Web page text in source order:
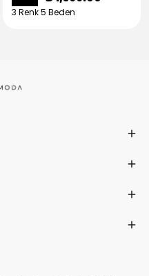
3 Renk 5 Beden